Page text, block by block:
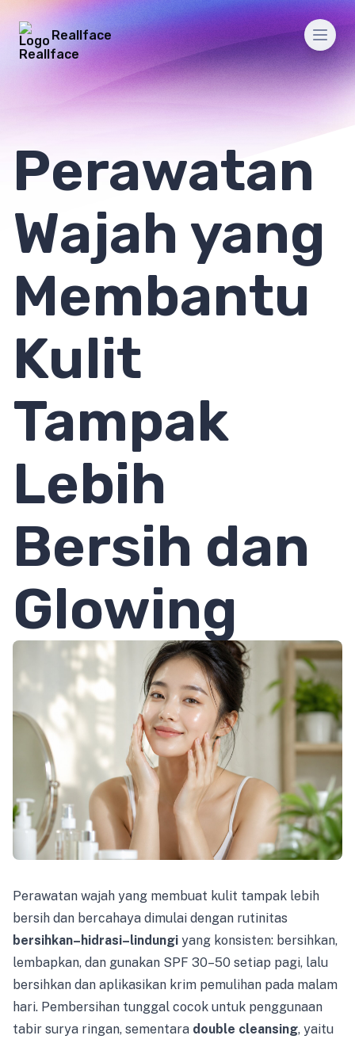
Reallface
Perawatan
Wajah yang
Membantu
Kulit
Tampak
Lebih
Bersih dan
Glowing
Perawatan wajah yang membuat kulit tampak lebih
bersih dan bercahaya dimulai dengan rutinitas
bersihkan–hidrasi–lindungi yang konsisten: bersihkan,
lembapkan, dan gunakan SPF 30–50 setiap pagi, lalu
bersihkan dan aplikasikan krim pemulihan pada malam
hari. Pembersihan tunggal cocok untuk penggunaan
tabir surya ringan, sementara double cleansing, yaitu